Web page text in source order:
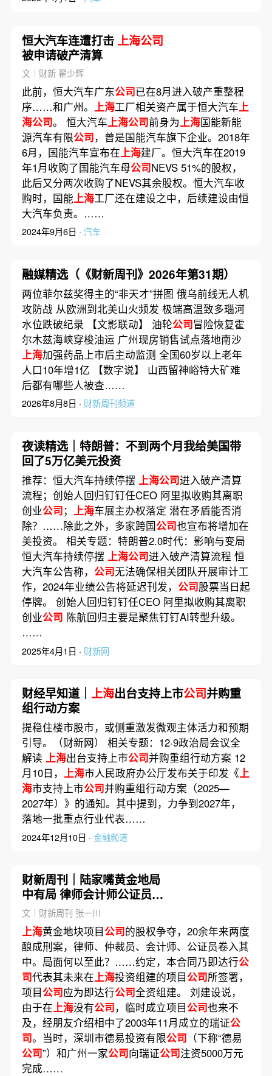
恒大汽车连遭打击 上海公司
被申请破产清算
文｜财新 翟少辉
此前，恒大汽车广东公司已在8月进入破产重整程
序……和广州。 上海工厂相关资产属于恒大汽车上
海公司。 恒大汽车上海公司前身为上海国能新能
源汽车有限公司，曾是国能汽车旗下企业。2018年
6月，国能汽车宣布在上海建厂。恒大汽车在2019
年1月收购了国能汽车母公司NEVS 51%的股权，
此后又分两次收购了NEVS其余股权。恒大汽车收
购时，国能上海工厂还在建设之中，后续建设由恒
大汽车负责。……
2024年9月6日 · 汽车
融媒精选（《财新周刊》2026年第31期）
两位菲尔兹奖得主的“非天才”拼图 俄乌前线无人机
攻防战 从欧洲到北美山火频发 极端高温致多瑙河
水位跌破纪录 【文影联动】 油轮公司冒险恢复霍
尔木兹海峡穿梭油运 广州现房销售试点落地南沙
上海加强药品上市后主动监测 全国60岁以上老年
人口10年增1亿 【数字说】 山西留神峪特大矿难
后都有哪些人被查……
2026年8月8日 · 财新周刊频道
夜读精选｜特朗普：不到两个月我给美国带
回了5万亿美元投资
推荐：恒大汽车持续停摆 上海公司进入破产清算
流程；创始人回归钉钉任CEO 阿里拟收购其离职
创业公司； 上海车展主办权落定 潜在矛盾能否消
除？……除此之外，多家跨国公司也宣布将增加在
美投资。 相关专题：特朗普2.0时代：影响与变局
恒大汽车持续停摆 上海公司进入破产清算流程 恒
大汽车公告称， 公司无法确保相关团队开展审计工
作，2024年业绩公告将延迟刊发， 公司股票当日起
停牌。 创始人回归钉钉任CEO 阿里拟收购其离职
创业公司 陈航回归主要是聚焦钉钉AI转型升级。
……
2025年4月1日 · 财新网
财经早知道｜ 上海出台支持上市公司并购重
组行动方案
提稳住楼市股市，或侧重激发微观主体活力和预期
引导。（财新网） 相关专题：12·9政治局会议全
解读 上海出台支持上市公司并购重组行动方案 12
月10日， 上海市人民政府办公厅发布关于印发《上
海市支持上市公司并购重组行动方案（2025—
2027年）》的通知。其中提到，力争到2027年，
落地一批重点行业代表……
2024年12月10日 · 金融频道
财新周刊｜陆家嘴黄金地局
中有局 律师会计师公证员均
领刑
文｜财新周刊 张一川
上海黄金地块项目公司的股权争夺，20余年来两度
酿成刑案，律师、仲裁员、会计师、公证员卷入其
中。局面何以至此？……约定，本合同乃即达行公
司代表其未来在 上海投资组建的项目公司所签署，
项目公司应为即达行公司全资组建。 刘建设说，
由于在 上海没有公司，临时成立项目公司也来不
及，经朋友介绍相中了2003年11月成立的瑞证公
司。当时，深圳市德易投资有限公司 （下称“德易
公司”）和广州一家公司向瑞证公司注资5000万元
完成……